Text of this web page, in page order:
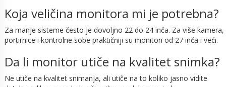
Koja veličina monitora mi je potrebna?
Za manje sisteme često je dovoljno 22 do 24 inča. Za više kamera,
portirnice i kontrolne sobe praktičniji su monitori od 27 inča i veći.
Da li monitor utiče na kvalitet snimka?
Ne utiče na kvalitet snimanja, ali utiče na to koliko jasno vidite